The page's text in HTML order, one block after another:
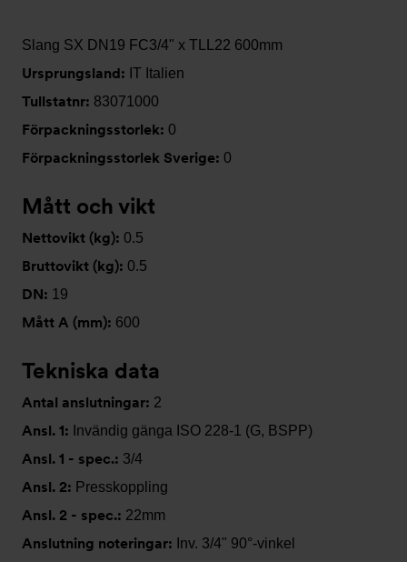
Slang SX DN19 FC3/4" x TLL22 600mm
Ursprungsland: IT Italien
Tullstatnr: 83071000
Förpackningsstorlek: 0
Förpackningsstorlek Sverige: 0
Mått och vikt
Nettovikt (kg): 0.5
Bruttovikt (kg): 0.5
DN: 19
Mått A (mm): 600
Tekniska data
Antal anslutningar: 2
Ansl. 1: Invändig gänga ISO 228-1 (G, BSPP)
Ansl. 1 - spec.: 3/4
Ansl. 2: Presskoppling
Ansl. 2 - spec.: 22mm
Anslutning noteringar: Inv. 3/4" 90°-vinkel